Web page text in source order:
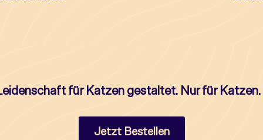
für Katzen gestaltet. Nur für
Jetzt Bestellen